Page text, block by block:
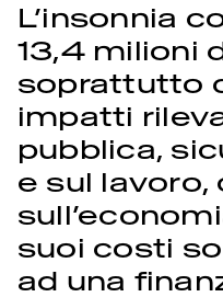
L’insonnia
13,4 milioni
soprattutto
impatti
pubblica,
e sul lavoro,
suoi costi
ad una